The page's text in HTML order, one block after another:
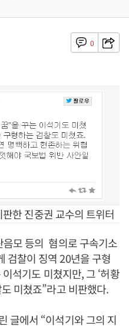
0
한 진중권 교수의 트위터
모 등의 혐의로 구속기소
검찰이 징역 20년을 구형
석기도 미쳤지만, 그 ‘허황
미쳤죠”라고 비판했다.
글에서 “이석기와 그의 지